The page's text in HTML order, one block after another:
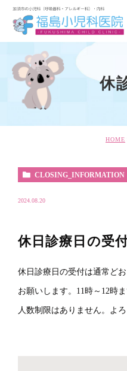
休
HOME
CLOSING_INFORMATION
2024.08.20
休日診療日の受
休日診療日の受付は通常ど
お願いします。11時～12時
人数制限はありません。よ